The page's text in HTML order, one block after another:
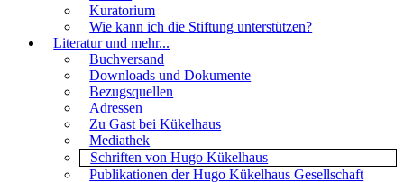
Kuratorium
Wie kann ich die Stiftung unterstützen?
Literatur und mehr...
Buchversand
Downloads und Dokumente
Bezugsquellen
Adressen
Zu Gast bei Kükelhaus
Mediathek
Schriften von Hugo Kükelhaus
Publikationen der Hugo Kükelhaus Gesellschaft